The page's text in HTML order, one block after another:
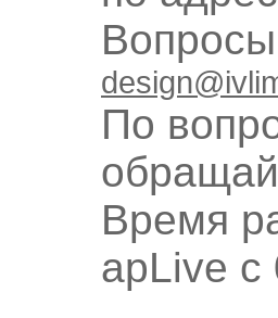
По
Время
apLive c